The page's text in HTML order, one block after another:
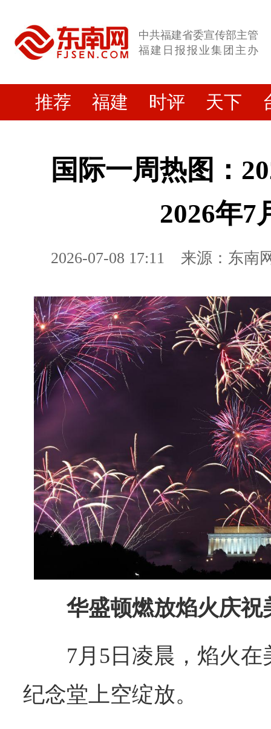
中共福建省委宣传部主管
福建日报报业集团主办
推荐 福建 时评 天下
国际一周热图：
2026年7
2026-07-08 17:11 来源：东南
华盛顿燃放焰火庆祝
7月5日凌晨，焰火
纪念堂上空绽放。